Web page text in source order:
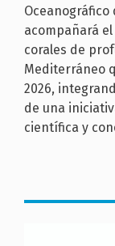
acompañará
corales de
Mediterráneo
2026,
de una
científica y